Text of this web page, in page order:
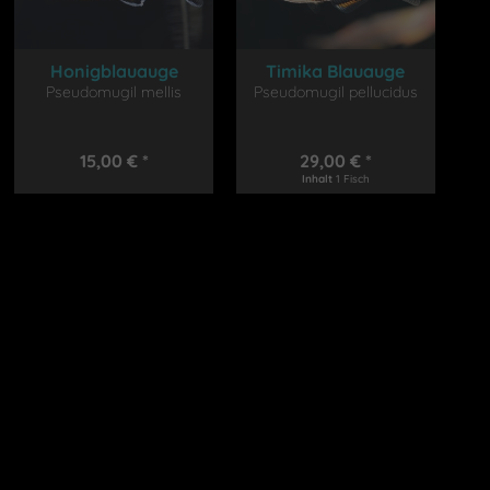
Honigblauauge
Pseudomugil mellis
15,00 € *
Timika Blauauge
Pseudomugil pellucidus
29,00 € *
Inhalt 1 Fisch